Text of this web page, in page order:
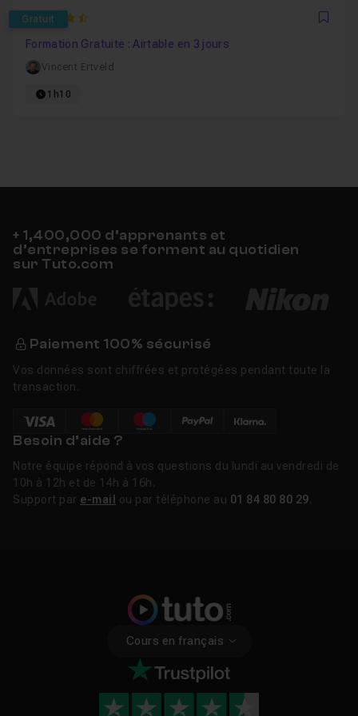
Gratuit
4.6111111111111
Formation Gratuite : Airtable en 3 jours
Vincent Ertveld
1h10
+ 1,400,000 d’apprenants et
d’entreprises se forment au quotidien
sur Tuto.com
Paiement 100% sécurisé
Vos données sont chiffrées et protégées pendant toute la
transaction.
Besoin d’aide ?
Notre équipe répond à vos questions du lundi au vendredi de
10h à 12h et de 14h à 16h.
Support par e-mail ou par téléphone au 01 84 80 80 29
Cours en français